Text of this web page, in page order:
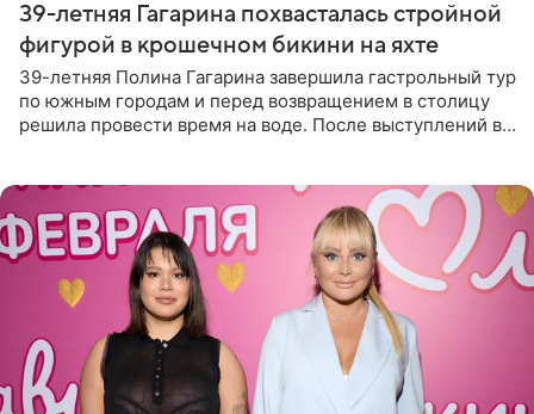
39-летняя Гагарина похвасталась стройной
фигурой в крошечном бикини на яхте
39-летняя Полина Гагарина завершила гастрольный тур
по южным городам и перед возвращением в столицу
решила провести время на воде. После выступлений в